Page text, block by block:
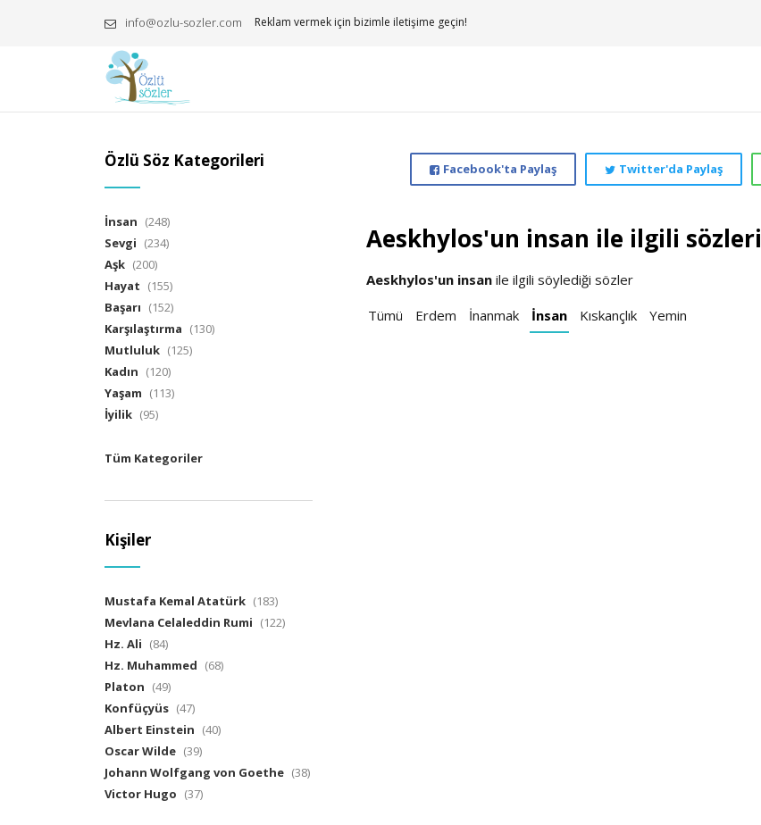
info@ozlu-sozler.com Reklam vermek için bizimle iletişime geçin!
Twitter'da Paylaş
Facebook'ta Paylaş
Aeskhylos'un insan ile ilgili sözleri
Aeskhylos'un insanile ilgili söylediği sözler
Tümü
Erdem İnanmak İnsan Kıskançlık Yemin
Özlü Söz Kategorileri
İnsan (248)
Sevgi (234)
Aşk (200)
Hayat (155)
Başarı (152)
Karşılaştırma (130)
Mutluluk (125)
Kadın (120)
Yaşam (113)
İyilik (95)
Tüm Kategoriler
Kişiler
Mustafa Kemal Atatürk (183)
Mevlana Celaleddin Rumi (122)
Hz. Ali (84)
Hz. Muhammed (68)
Platon (49)
Konfüçyüs (47)
Albert Einstein (40)
Oscar Wilde (39)
Johann Wolfgang von Goethe (38)
Victor Hugo (37)